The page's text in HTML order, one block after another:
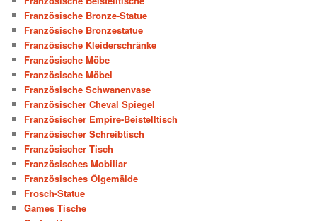
Französische Bronze-Statue
Französische Bronzestatue
Französische Kleiderschränke
Französische Möbe
Französische Möbel
Französische Schwanenvase
Französischer Cheval Spiegel
Französischer Empire-Beistelltisch
Französischer Schreibtisch
Französischer Tisch
Französisches Mobiliar
Französisches Ölgemälde
Frosch-Statue
Games Tische